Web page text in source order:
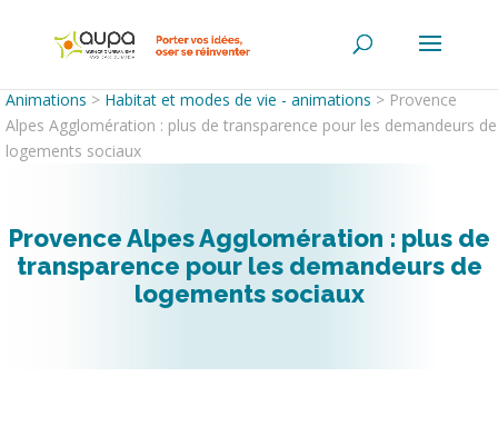
Animations > Habitat et modes de vie - animations > Provence
Alpes Agglomération : plus de transparence pour les demandeurs de
logements sociaux
Provence Alpes Agglomération : plus de
transparence pour les demandeurs de
logements sociaux